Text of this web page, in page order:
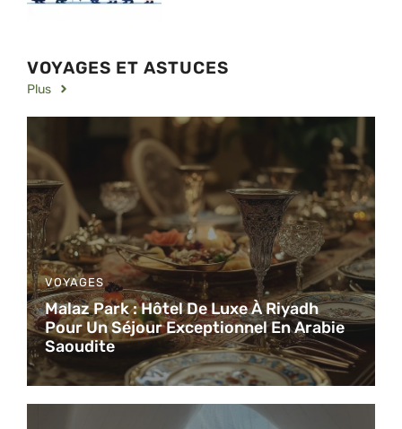
VOYAGES ET ASTUCES
Plus
VOYAGES
Malaz Park : Hôtel De Luxe À Riyadh
Pour Un Séjour Exceptionnel En Arabie
Saoudite